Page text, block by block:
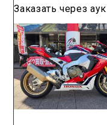
Заказать через